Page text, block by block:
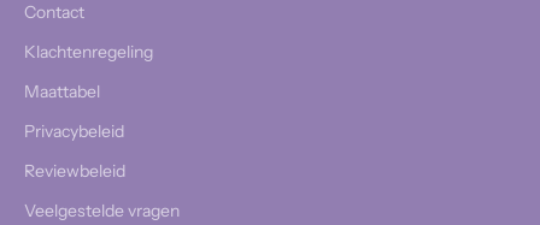
Contact
Klachtenregeling
Maattabel
Privacybeleid
Reviewbeleid
Veelgestelde vragen